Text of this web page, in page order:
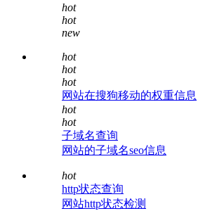
hot
hot
new
hot
hot
hot
网站在搜狗移动的权重信息
hot
hot
子域名查询
网站的子域名seo信息
hot
http状态查询
网站http状态检测